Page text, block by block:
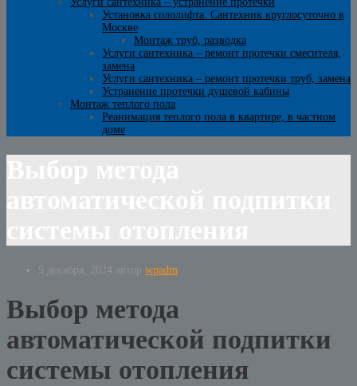
Установка сололифта. Сантехник круглосуточно в
Москве
Монтаж труб, разводка
Услуги сантехника – ремонт протечки смесителя,
замена
Услуги сантехника – ремонт протечки труб, замена
Устранение протечки душевой кабины
Монтаж теплого пола
Реанимация теплого пола в квартире, в частном
доме
5 декабря, 2024 автор wpadm
Выбор метода
автоматической подпитки
системы отопления